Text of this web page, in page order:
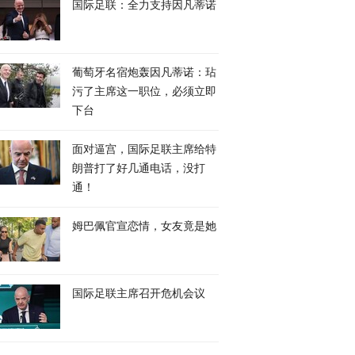
国际足联：全力支持因凡蒂诺
葡萄牙名宿炮轰因凡蒂诺：玷
污了主席这一职位，必须立即
下台
面对逼宫，国际足联主席给特
朗普打了好几通电话，没打
通！
姆巴佩官宣恋情，女友竟是她
国际足联主席召开危机会议